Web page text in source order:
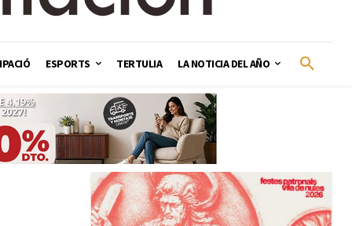
ESPORTS TERTULIA LA NOTICIA DEL AÑO